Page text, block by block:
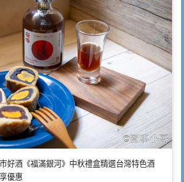
好酒《福滿銀河》中秋禮盒精選台灣特色酒
優惠